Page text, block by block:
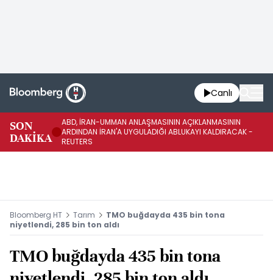
Canlı
SON
DAKİKA
ABD, İRAN-UMMAN ANLAŞMASININ AÇIKLANMASININ
ARDINDAN İRAN'A UYGULADIĞI ABLUKAYI KALDIRACAK -
REUTERS
Bloomberg HT Tarım
TMO buğdayda 435 bin tona
niyetlendi, 285 bin ton aldı
TMO buğdayda 435 bin tona